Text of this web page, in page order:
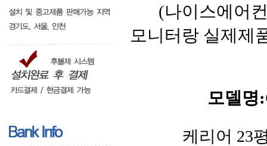
(나이스에어
모니터랑 실제제
모델명
케리어 23